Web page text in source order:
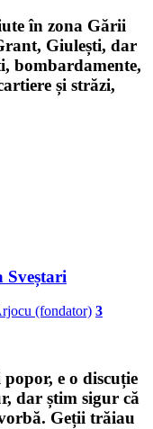
în zona Gării
Giulești, dar
bombardamente,
și străzi,
Sveștari
(fondator) 3
e o discuție
dar știm sigur că
Geții trăiau